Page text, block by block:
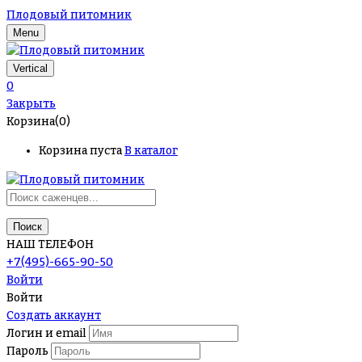
Плодовый питомник
Menu
Vertical
0
Закрыть
Корзина(0)
Корзина пустаВ каталог
Поиск
НАШ ТЕЛЕФОН
+7(495)-665-90-50
Войти
Войти
Создать аккаунт
Логин и email
Пароль